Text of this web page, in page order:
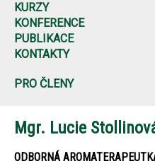
KURZY
KONFERENCE
PUBLIKACE
KONTAKTY
PRO ČLENY
Mgr. Lucie
ODBORNÁ